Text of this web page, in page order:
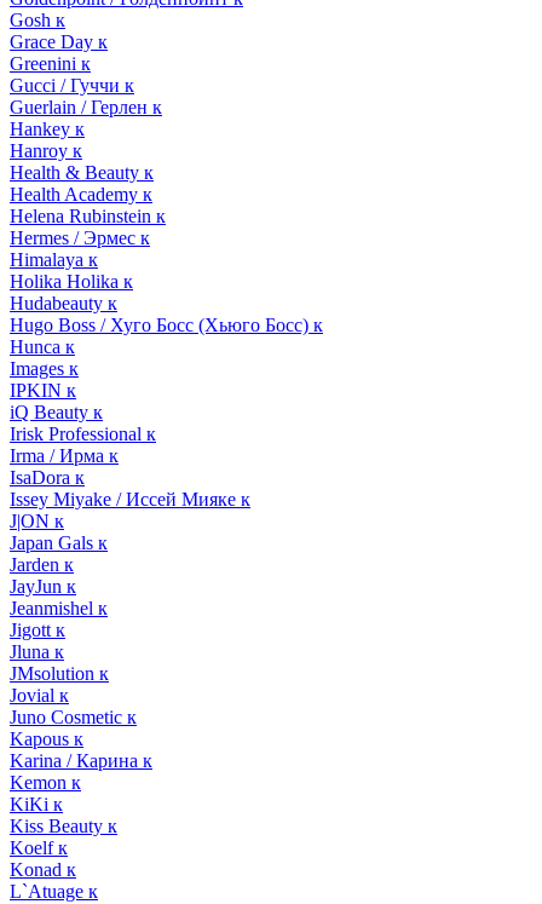
Gosh к
Grace Day к
Greenini к
Gucci / Гуччи к
Guerlain / Герлен к
Hankey к
Hanroy к
Health & Beauty к
Health Academy к
Helena Rubinstein к
Hermes / Эрмес к
Himalaya к
Holika Holika к
Hudabeauty к
Hugo Boss / Хуго Босс (Хьюго Босс) к
Hunca к
Images к
IPKIN к
iQ Beauty к
Irisk Professional к
Irma / Ирма к
IsaDora к
Issey Miyake / Иссей Мияке к
J|ON к
Japan Gals к
Jarden к
JayJun к
Jeanmishel к
Jigott к
Jluna к
JMsolution к
Jovial к
Juno Cosmetic к
Kapous к
Karina / Карина к
Kemon к
KiKi к
Kiss Beauty к
Koelf к
Konad к
L`Atuage к